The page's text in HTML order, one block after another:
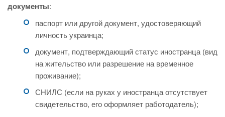
документы:
паспорт или другой документ, удостоверяющий
личность украинца;
документ, подтверждающий статус иностранца (вид
на жительство или разрешение на временное
проживание);
СНИЛС (если на руках у иностранца отсутствует
свидетельство, его оформляет работодатель);